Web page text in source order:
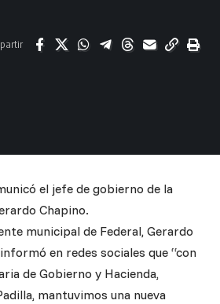
el jefe de gobierno de la
Chapino.
municipal de Federal, Gerardo
en redes sociales que “con
de Gobierno y Hacienda,
mantuvimos una nueva